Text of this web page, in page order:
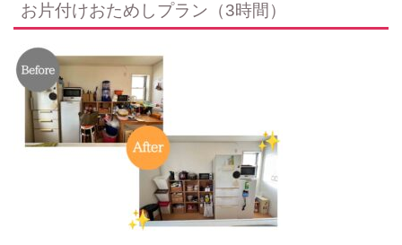
お片付けおためしプラン（3時間）